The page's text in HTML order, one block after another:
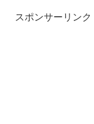
スポンサーリンク